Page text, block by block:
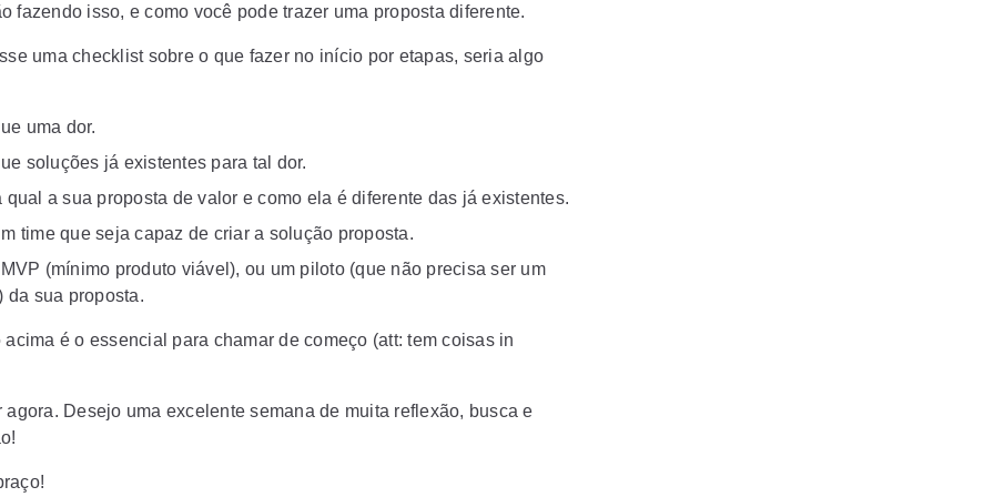
fazendo isso, e como você pode trazer uma proposta diferente.
uma checklist sobre o que fazer no início por etapas, seria algo
uma dor.
soluções já existentes para tal dor.
qual a sua proposta de valor e como ela é diferente das já existentes.
time que seja capaz de criar a solução proposta.
(mínimo produto viável), ou um piloto (que não precisa ser um
da sua proposta.
acima é o essencial para chamar de começo (att: tem coisas in
agora. Desejo uma excelente semana de muita reflexão, busca e